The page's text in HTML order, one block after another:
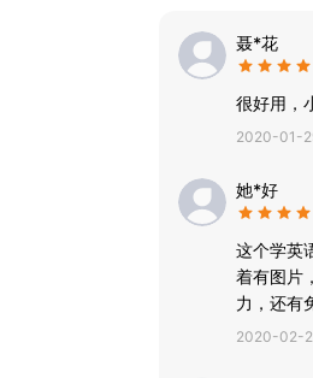
5. 各种在线早教资
【关于我们】
客服邮箱:
聂*花
很好用，
2020-01-
她*好
这个学英
着有图片
力，还有
2020-02-